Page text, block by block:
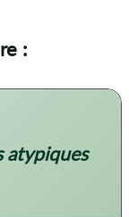
:
atypiques